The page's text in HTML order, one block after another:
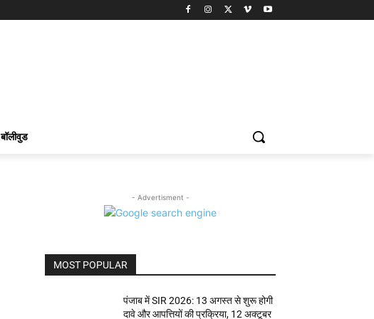
बॉलीवुड
- Advertisment -
MOST POPULAR
पंजाब में SIR 2026: 13 अगस्त से शुरू होगी
दावे और आपत्तियों की प्रक्रिया, 12 अक्टूबर